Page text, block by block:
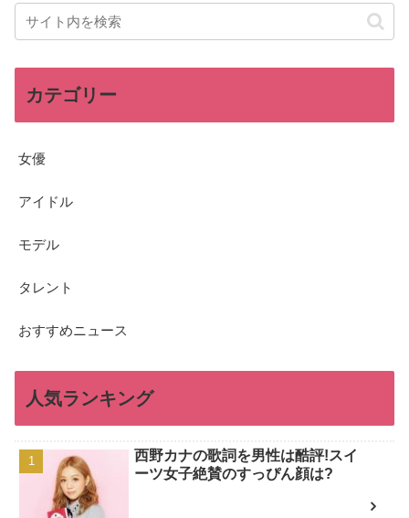
カテゴリー
女優
アイドル
モデル
タレント
おすすめニュース
人気ランキング
西野カナの歌詞を男性は酷評!スイ
ーツ女子絶賛のすっぴん顔は?